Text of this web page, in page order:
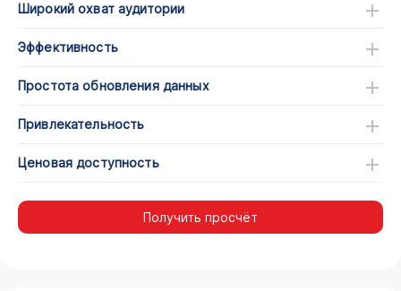
Широкий охват аудитории
Эффективность
Простота обновления данных
Привлекательность
Ценовая доступность
Получить просчёт